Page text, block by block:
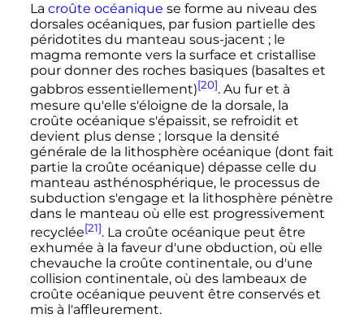
La croûte océanique se forme au niveau des
dorsales océaniques, par fusion partielle des
péridotites du manteau sous-jacent ; le
magma remonte vers la surface et cristallise
pour donner des roches basiques (basaltes et
gabbros essentiellement)[20]. Au fur et à
mesure qu'elle s'éloigne de la dorsale, la
croûte océanique s'épaissit, se refroidit et
devient plus dense ; lorsque la densité
générale de la lithosphère océanique (dont fait
partie la croûte océanique) dépasse celle du
manteau asthénosphérique, le processus de
subduction s'engage et la lithosphère pénètre
dans le manteau où elle est progressivement
recyclée[21]. La croûte océanique peut être
exhumée à la faveur d'une obduction, où elle
chevauche la croûte continentale, ou d'une
collision continentale, où des lambeaux de
croûte océanique peuvent être conservés et
mis à l'affleurement.